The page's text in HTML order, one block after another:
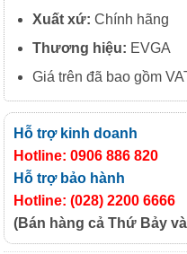
Xuất xứ: Chính hãng
Thương hiệu: EVGA
Giá trên đã bao gồm
Hỗ trợ kinh doanh
Hotline: 0906 886 820
Hỗ trợ bảo hành
Hotline: (028) 2200 6666
(Bán hàng cả Thứ Bảy